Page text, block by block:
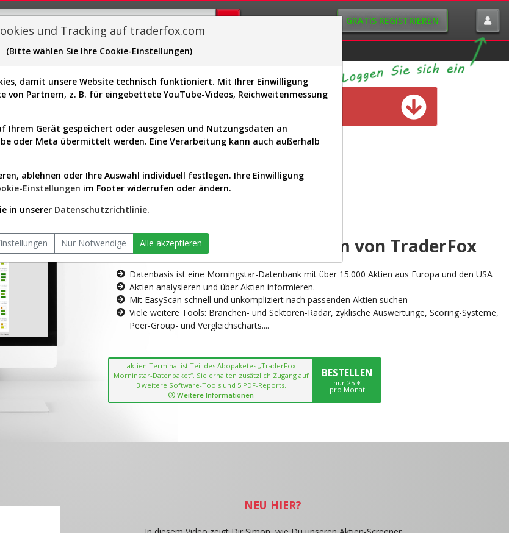
GRATIS REGISTRIEREN
Sector-Spider Easy-Scan Visualizations
nur für Premium-Kunden verfügbar
AKTIEN-TERMINAL
Die Aktienanalyse-Plattform von TraderFox
Datenbasis ist eine Morningstar-Datenbank mit über 15.000 Aktien aus Europa und den USA
Aktien analysieren und über Aktien informieren.
Mit EasyScan schnell und unkompliziert nach passenden Aktien suchen
Viele weitere Tools: Branchen- und Sektoren-Radar, zyklische Auswertunge, Scoring-Systeme,
Peer-Group- und Vergleichscharts....
aktien Terminal ist Teil des Abopaketes „TraderFox
Morninstar-Datenpaket“. Sie erhalten zusätzlich Zugang auf
3 weitere Software-Tools und 5 PDF-Reports.
Weitere Informationen
BESTELLEN
nur 25 €
pro Monat
NEU HIER?
und Tracking auf traderfox.com
(Bitte wählen Sie Ihre Cookie-Einstellungen)
damit unsere Website technisch funktioniert. Mit Ihrer Einwilligung
von Partnern, z. B. für eingebettete YouTube-Videos, Reichweitenmessung
Ihrem Gerät gespeichert oder ausgelesen und Nutzungsdaten an
oder Meta übermittelt werden. Eine Verarbeitung kann auch außerhalb
ablehnen oder Ihre Auswahl individuell festlegen. Ihre Einwilligung
Einstellungen im Footer widerrufen oder ändern.
in unserer Datenschutzrichtlinie.
Nur Notwendige Alle akzeptieren